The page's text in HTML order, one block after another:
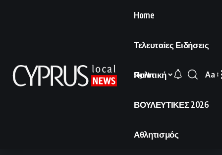
Home
Τελευταίες Ειδήσεις
Πολιτική
ΒΟΥΛΕΥΤΙΚΕΣ 2026
Αθλητισμός
Sign In
Font
Aa